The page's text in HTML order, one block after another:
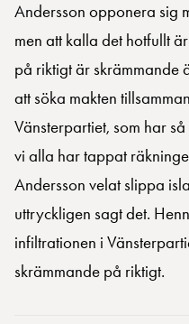
Andersson opponera sig
men att kalla det hotfullt
på riktigt är skrämmande
att söka makten
Vänsterpartiet, som har
vi alla har tappat
Andersson velat slippa
uttryckligen sagt det.
infiltrationen i
skrämmande på riktigt.